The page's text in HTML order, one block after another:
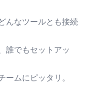
んなツールとも接続
誰でもセットアッ
ムにピッタリ。